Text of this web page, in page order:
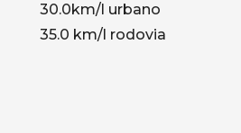
30.0km/l urbano
35.0 km/l rodovia